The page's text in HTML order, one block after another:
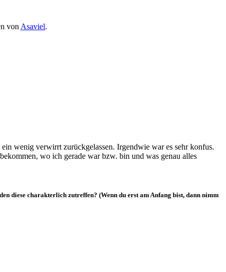
vonAsaviel.
wenig verwirrt zurückgelassen. Irgendwie war es sehr konfus.
wo ich gerade war bzw. bin und was genau alles
diese charakterlich zutreffen? (Wenn du erst am Anfang bist, dann nimm